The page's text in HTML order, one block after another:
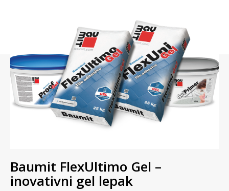
Baumit FlexUltimo Gel –
inovativni gel lepak